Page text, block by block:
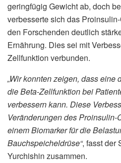
geringfügig Gewicht ab, doch
verbesserte sich das
den Forschenden deutlich
Ernährung. Dies sei mit
Zellfunktion verbunden.
„Wir konnten zeigen, dass eine
die Beta-Zellfunktion bei
verbessern kann. Diese
Veränderungen des Proinsulin-
einem Biomarker für die
Bauchspeicheldrüse“, fasst der
Yurchishin zusammen.